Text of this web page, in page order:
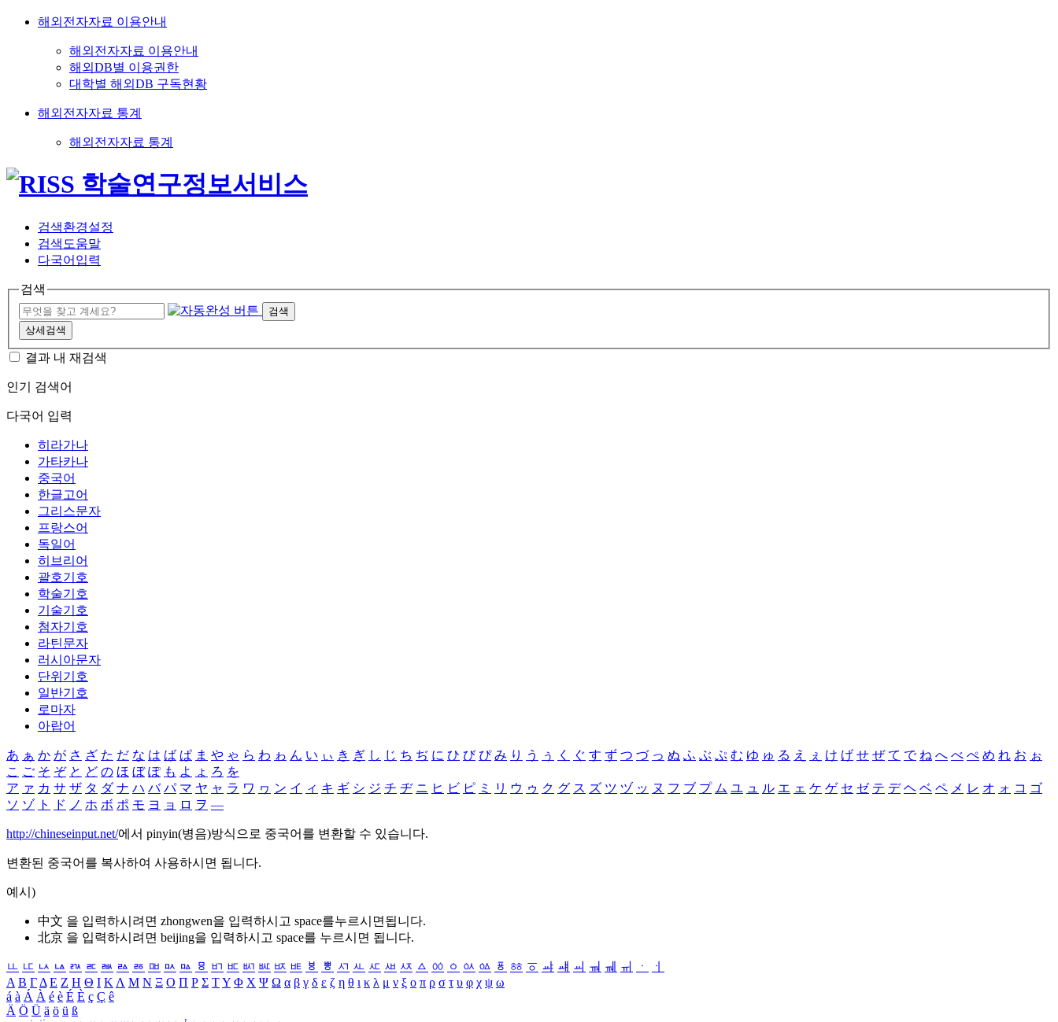
해외전자자료 이용안내
해외전자자료 이용안내
해외DB별 이용권한
대학별 해외DB 구독현황
해외전자자료 통계
해외전자자료 통계
검색환경설정
검색도움말
다국어입력
검색
검색
상세검색
결과 내 재검색
인기 검색어
다국어 입력
히라가나
가타카나
중국어
한글고어
그리스문자
프랑스어
독일어
히브리어
괄호기호
학술기호
기술기호
첨자기호
라틴문자
러시아문자
단위기호
일반기호
로마자
아랍어
あ ぁ か が さ ざ た だ な は ば ぱ ま や ゃ ら わ ゎ ん い ぃ き ぎ し じ ち ぢ に ひ び ぴ み り う ぅ く ぐ す ず つ づ っ ぬ ふ ぶ ぷ む ゆ ゅ る え ぇ け げ せ ぜ て で ね へ べ ぺ め れ お ぉ
こ ご そ ぞ と ど の ほ ぼ ぽ も よ ょ ろ を
ア ァ カ サ ザ タ ダ ナ ハ バ パ マ ヤ ャ ラ ワ ヮ ン イ ィ キ ギ シ ジ チ ヂ ニ ヒ ビ ピ ミ リ ウ ゥ ク グ ス ズ ツ ヅ ッ ヌ フ ブ プ ム ユ ュ ル エ ェ ケ ゲ セ ゼ テ デ ヘ ベ ペ メ レ オ ォ コ ゴ
ソ ゾ ト ド ノ ホ ボ ポ モ ヨ ョ ロ ヲ ―
http://chineseinput.net/에서 pinyin(병음)방식으로 중국어를 변환할 수 있습니다.
변환된 중국어를 복사하여 사용하시면 됩니다.
예시)
中文 을 입력하시려면 zhongwen을 입력하시고 space를누르시면됩니다.
北京 을 입력하시려면 beijing을 입력하시고 space를 누르시면 됩니다.
ㅥ ㅦ ㅧ ㅨ ㅩ ㅪ ㅫ ㅬ ㅭ ㅮ ㅯ ㅰ ㅱ ㅲ ㅳ ㅴ ㅵ ㅶ ㅷ ㅸ ㅹ ㅺ ㅻ ㅼ ㅽ ㅾ ㅿ ㆀ ㆁ ㆂ ㆃ ㆄ ㆅ ㆆ ㆇ ㆈ ㆉ ㆊ ㆋ ㆌ ㆍ
ㆎ
Α Β ΓΔ Ε Ζ Η Θ Ι ΚΛ Μ Ν Ξ Ο Π Ρ Σ ΤΥ Φ Χ Ψ Ω α β γ δ ε ζ η θ ι κ λ μ ν ξ ο π ρ σ τ υ φ χ ψ ω
á à Á À é è É È ç Ç ê
Ä Ö Ü ä ö ü ß